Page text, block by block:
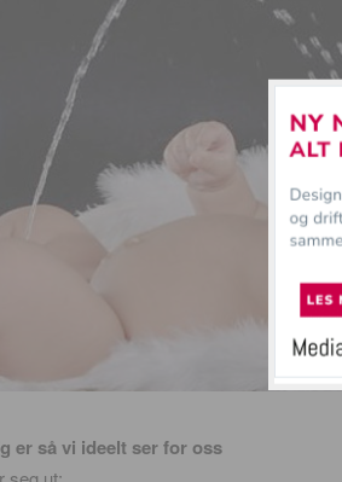
er så vi ideelt ser for oss